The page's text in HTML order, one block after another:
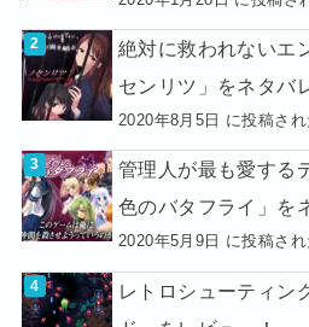
絶対に救われないエ
センリツ」をネタバ
2020年8月5日 に投稿され
管理人が最も愛する
色のバタフライ」を
2020年5月9日 に投稿され
レトロシューティン